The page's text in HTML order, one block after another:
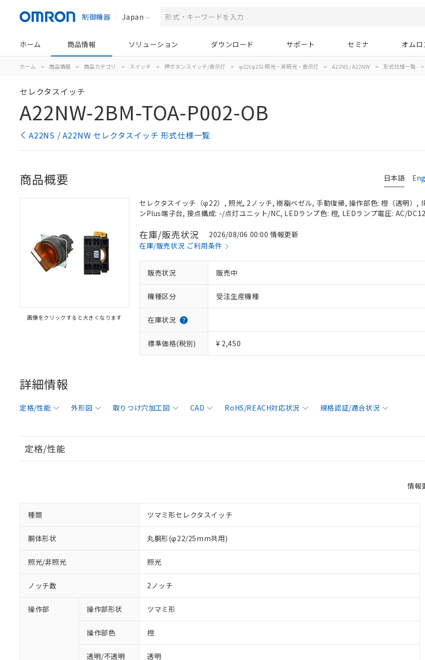
制御機器 Japan
ホーム 商品情報 ソリューション ダウンロード サポート セミナ オム
ホーム > 商品情報 > 商品カテゴリ > スイッチ > 押ボタンスイッチ/表示灯 > φ22(φ25):照光・非照光・表示灯 > A22NS / A22NW > 形式仕様一覧 >
セレクタスイッチ
A22NW-2BM-TOA-P002-OB
A22NS / A22NW セレクタスイッチ 形式仕様一覧
日本語
商品概要
画像をクリックすると大きくなります
セレクタスイッチ（φ22）, 照光, 2ノッチ, 樹脂ベゼル, 手動復帰, 操作部色: 橙（透明）,
ンPlus端子台, 接点構成: -/点灯ユニット/NC, LEDランプ色: 橙, LEDランプ電圧: AC/
在庫/販売状況
2026/08/06 00:00 情報更新
在庫/販売状況 ご利用条件
販売状況 販売中
機種区分 受注生産機種
在庫状況
標準価格(税別) ¥ 2,450
詳細情報
定格/性能 外形図 取りつけ穴加工図 CAD RoHS/REACH対応状況 規格認証/適合状況
定格/性能
情報
種類 ツマミ形セレクタスイッチ
胴体形状 丸胴形(φ22/25mm共用)
照光/非照光 照光
ノッチ数 2ノッチ
操作部 操作部形状 ツマミ形
操作部色 橙
透明/不透明 透明